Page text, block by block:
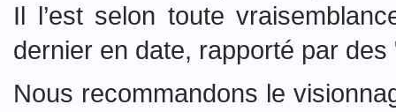
Il l’est selon toute
dernier en date, rapporté par des
Nous recommandons le